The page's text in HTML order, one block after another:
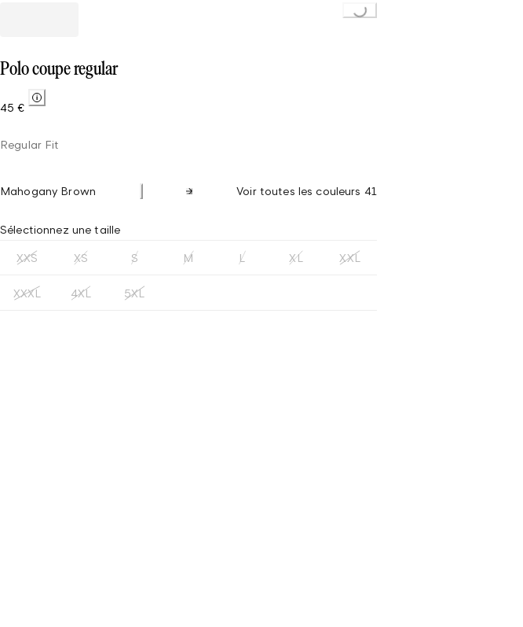
Polo coupe regular
45 €
Regular Fit
Mahogany Brown Voir toutes les couleurs 41
Sélectionnez une taille
XXS XS S M L XL XXL
XXXL 4XL 5XL